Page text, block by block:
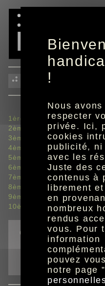
journées 1
1ère journée du 7 au 9
2ème journée du 14 au 16
3ème journée du 21 au 23
4ème journée du 28 au 30
5ème journée du 11 au 13
6ème journée du 18 au 20
7ème journée du 22 au 24
8ème journée du 25 au 27
9ème journée du 2 au 4
10ème journée du 16 au
outils
imprimer la page
envoyer à un ami
!
Nous
respecter
privée. Ici,
cookies
publicité, ni
avec les
Juste des
contenus à
librement
en
nombreux
rendus
vous. Pour
information
pouvez
notre page ”